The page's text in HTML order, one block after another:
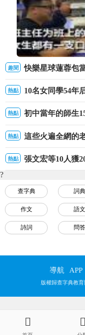
這些火
趣聞 快樂星球蓮蓉包
熱點 10名女同學54年
熱點 初中當年的師生
熱點 這些火遍全網的
熱點
張文宏等10人獲
?
查字典 詞典
作文 語文
詩詞 問答
地理
小升初 中考
導航 APP
版權歸查字典教